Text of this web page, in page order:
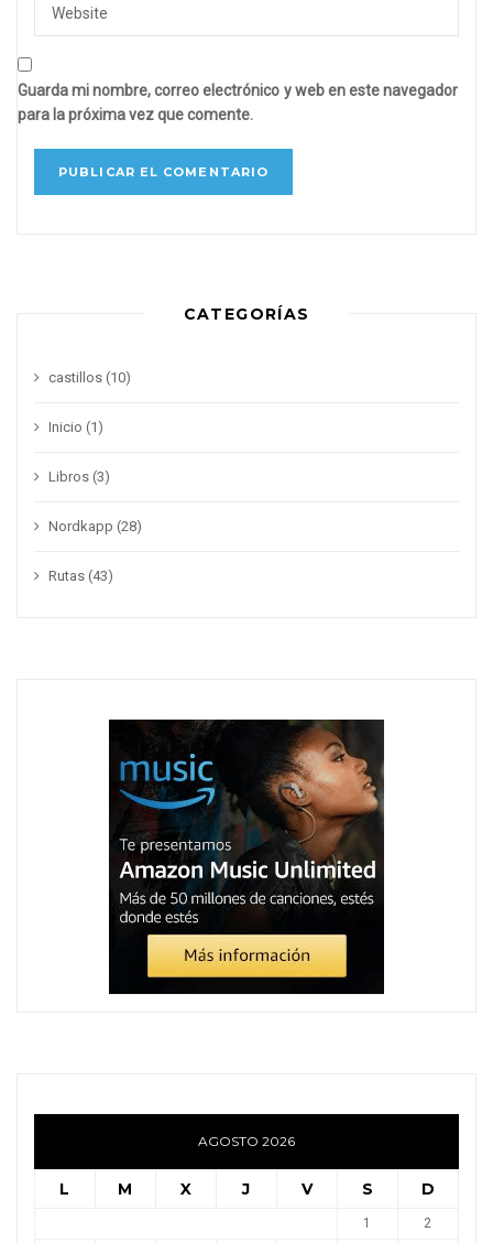
Guarda mi nombre, correo electrónico y web en este navegador
para la próxima vez que comente.
CATEGORÍAS
castillos (10)
Inicio (1)
Libros (3)
Nordkapp (28)
Rutas (43)
AGOSTO 2026
L M X J V S D
1 2